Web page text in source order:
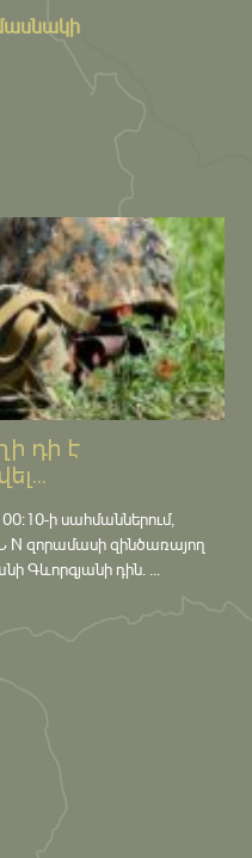
դի է
00:10-ի սահմաններում,
N զորամասի զինծառայող
Գևորգյանի դին. ...